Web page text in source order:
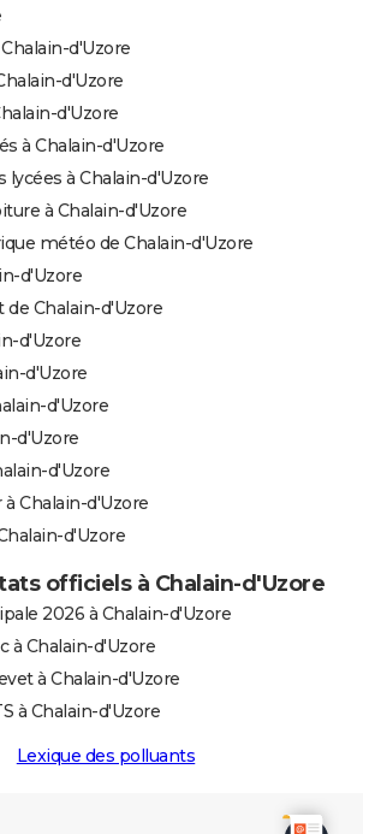
d'Uzore
d'Uzore
d'Uzore
à Chalain-d'Uzore
lycées à Chalain-d'Uzore
à Chalain-d'Uzore
météo de Chalain-d'Uzore
d'Uzore
Chalain-d'Uzore
d'Uzore
d'Uzore
d'Uzore
d'Uzore
d'Uzore
Chalain-d'Uzore
d'Uzore
officiels à Chalain-d'Uzore
2026 à Chalain-d'Uzore
à Chalain-d'Uzore
à Chalain-d'Uzore
à Chalain-d'Uzore
Lexique des polluants